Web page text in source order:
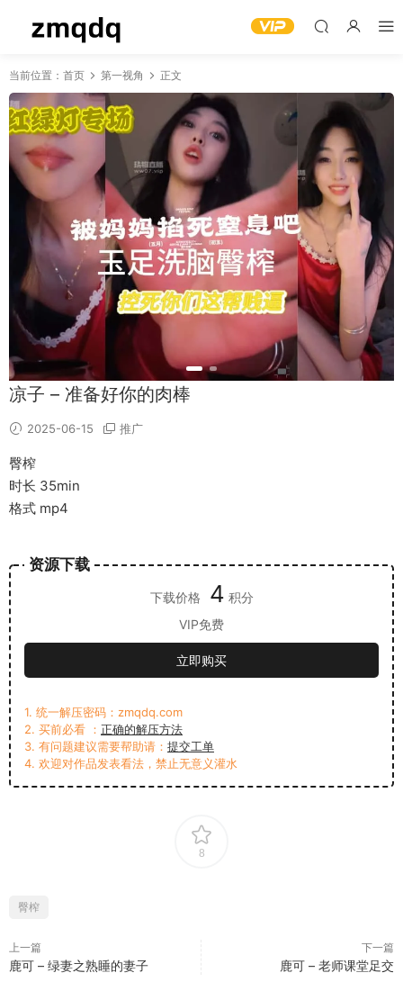
当前位置： 首页 第一视角 正文
凉子 – 准备好你的肉棒
2025-06-15 推广
臀榨
时长 35min
格式 mp4
资源下载
下载价格 4 积分
VIP免费
立即购买
1. 统一解压密码：zmqdq.com
2. 买前必看 ： 正确的解压方法
3. 有问题建议需要帮助请： 提交工单
4. 欢迎对作品发表看法，禁止无意义灌水
8
臀榨
上一篇
鹿可 – 绿妻之熟睡的妻子
下一篇
鹿可 – 老师课堂足交